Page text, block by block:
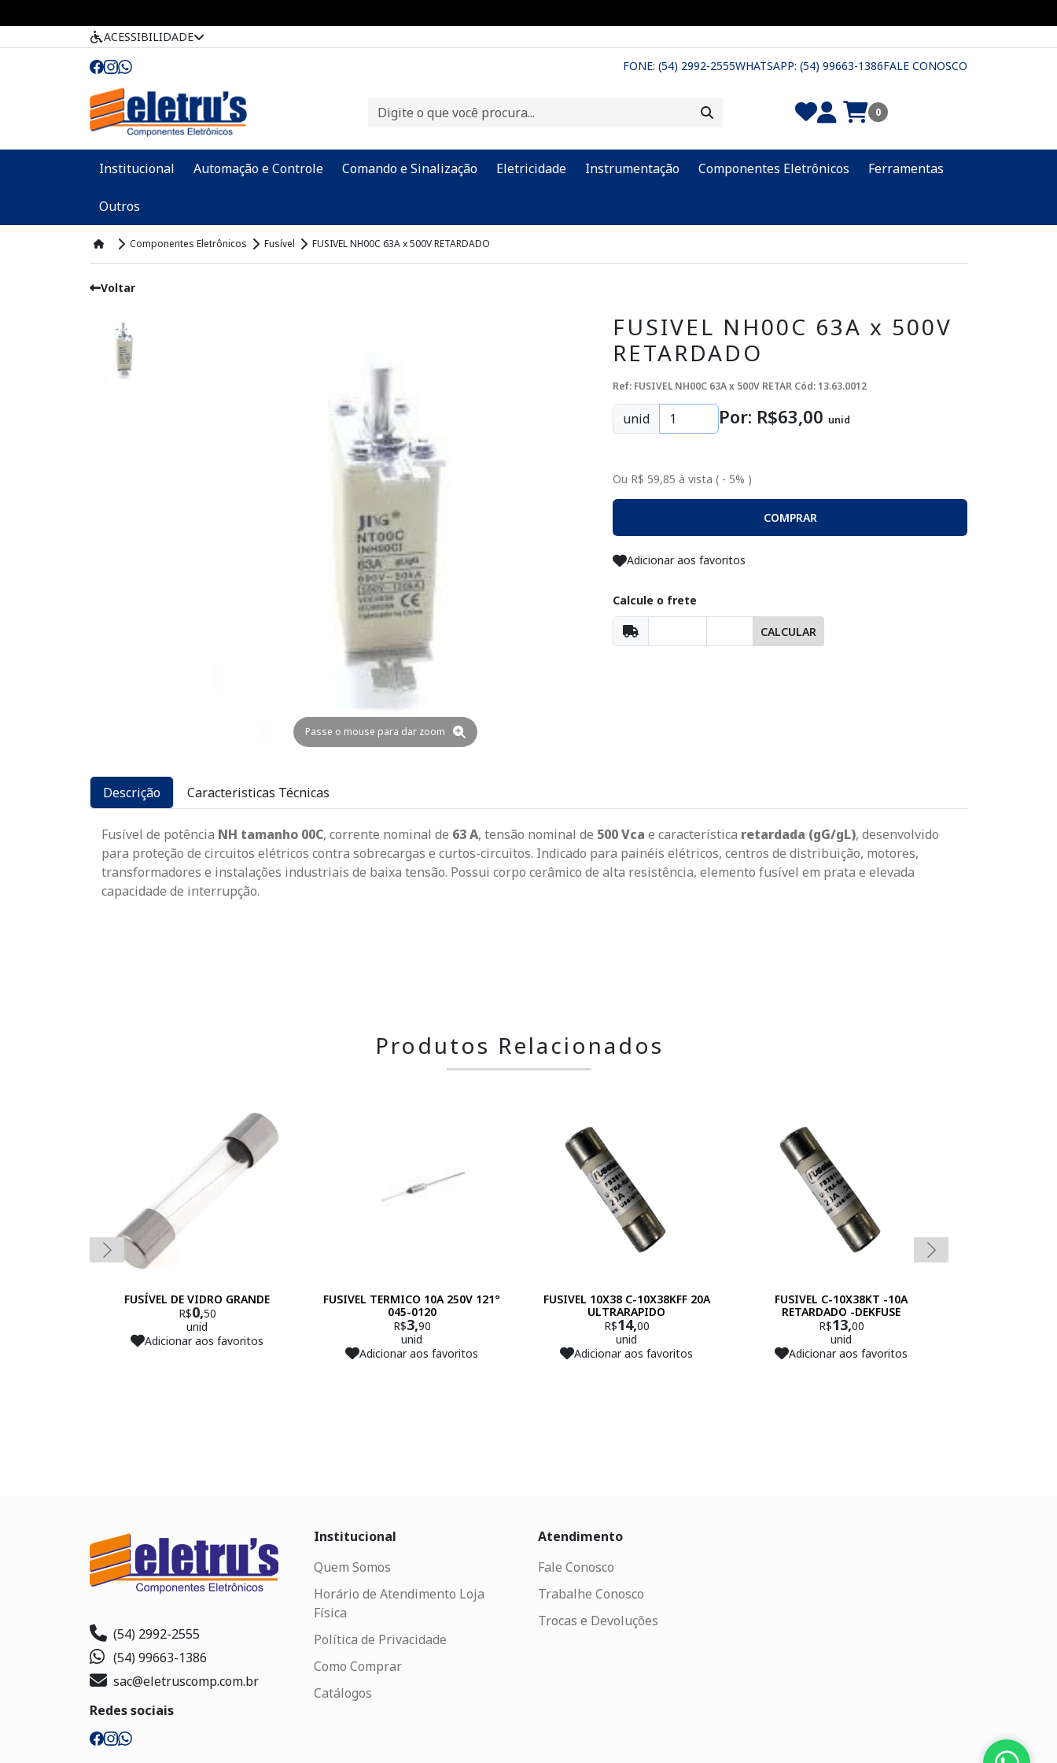
ACESSIBILIDADE
FONE: (54) 2992-2555WHATSAPP: (54) 99663-1386FALE CONOSCO
0
Institucional Automação e Controle Comando e Sinalização Eletricidade Instrumentação Componentes Eletrônicos Ferramentas
Outros
Componentes Eletrônicos Fusível FUSIVEL NH00C 63A x 500V RETARDADO
Voltar
Passe o mouse para dar zoom
FUSIVEL NH00C 63A x 500V
RETARDADO
Ref: FUSIVEL NH00C 63A x 500V RETAR Cód: 13.63.0012
unid Por: R$63,00 unid
Ou R$ 59,85 à vista ( - 5% )
COMPRAR
Adicionar aos favoritos
Calcule o frete
CALCULAR
Descrição Caracteristicas Técnicas
Fusível de potência NH tamanho 00C, corrente nominal de 63 A, tensão nominal de 500 Vca e característica retardada (gG/gL), desenvolvido
para proteção de circuitos elétricos contra sobrecargas e curtos-circuitos. Indicado para painéis elétricos, centros de distribuição, motores,
transformadores e instalações industriais de baixa tensão. Possui corpo cerâmico de alta resistência, elemento fusível em prata e elevada
capacidade de interrupção.
Produtos Relacionados
FUSÍVEL DE VIDRO GRANDE
R$0,50
unid
Adicionar aos favoritos
FUSIVEL TERMICO 10A 250V 121°
045-0120
R$3,90
unid
Adicionar aos favoritos
FUSIVEL 10X38 C-10X38KFF 20A
ULTRARAPIDO
R$14,00
unid
Adicionar aos favoritos
FUSIVEL C-10X38KT -10A
RETARDADO -DEKFUSE
R$13,00
unid
Adicionar aos favoritos
(54) 2992-2555
(54) 99663-1386
sac@eletruscomp.com.br
Redes sociais
Institucional
Quem Somos
Horário de Atendimento Loja
Física
Política de Privacidade
Como Comprar
Catálogos
Atendimento
Fale Conosco
Trabalhe Conosco
Trocas e Devoluções